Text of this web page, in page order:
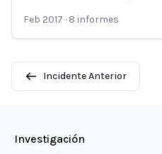
Feb 2017 · 8 informes
Incidente Anterior
Investigación